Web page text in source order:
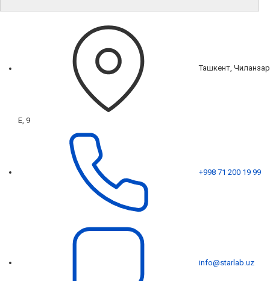
Ташкент, Чиланзар
Е, 9
+998 71 200 19 99
info@starlab.uz